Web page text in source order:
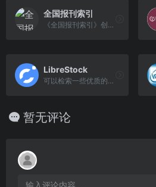
全国报刊索引
《全国报刊索引》创立于1955年，是上海图书馆（上海科学技术情报研究所）主管主办，收录数据最早可回溯至1833年，采用中国图书馆分类法进行分类揭示，收录文献总量5000余万篇，年更新数据逾500万条，汇集报刊数量逾50000种，全面涵盖社会科学、自然科学等各个领域。
LibreStock
可以检索一些优质的高清图片。
暂无评论